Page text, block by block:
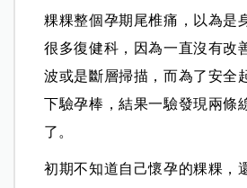
粿粿整個孕期尾椎痛，以為是
很多復健科，因為一直沒有改
波或是斷層掃描，而為了安全
下驗孕棒，結果一驗發現兩條
了。
初期不知道自己懷孕的粿粿，